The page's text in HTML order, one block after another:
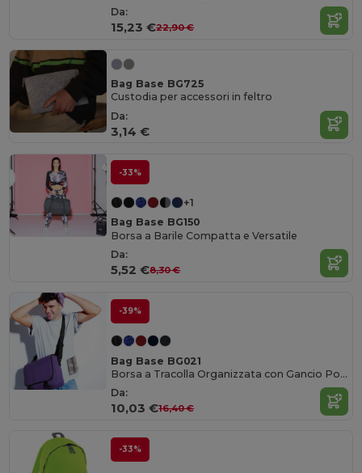
Da:
15,23 €22,90 €
Bag Base BG725
Custodia per accessori in feltro
Da:
3,14 €
-33%
+1
Bag Base BG150
Borsa a Barile Compatta e Versatile
Da:
5,52 €8,30 €
-39%
Bag Base BG021
Borsa a Tracolla Organizzata con Gancio Portachiavi
Da:
10,03 €16,40 €
-33%